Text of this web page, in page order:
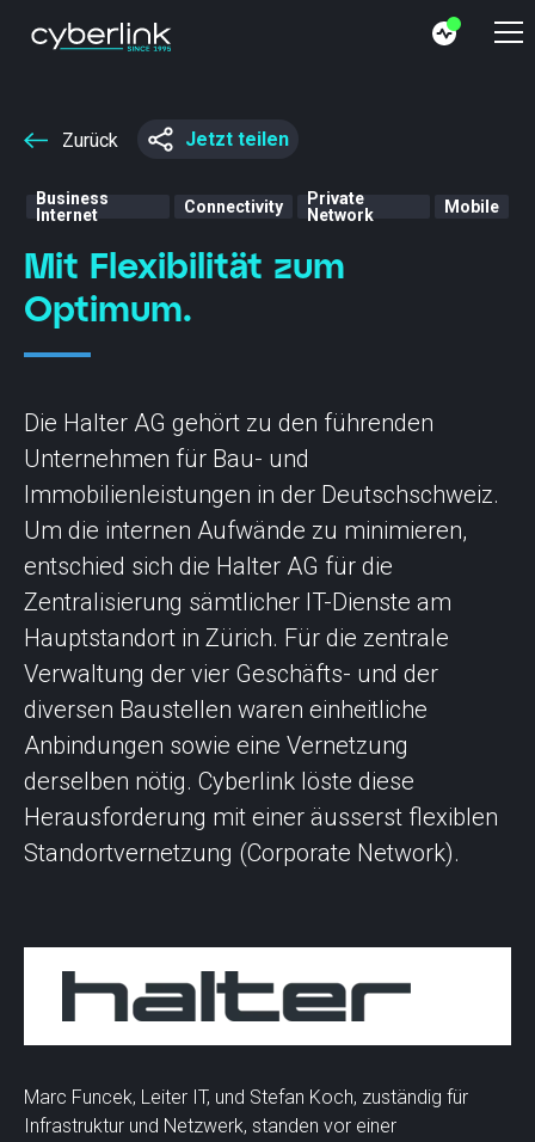
Zurück Jetzt teilen
Business
Internet
Connectivity
Private
Network
Mobile
Mit Flexibilität zum
Optimum.
Die Halter AG gehört zu den führenden
Unternehmen für Bau- und
Immobilienleistungen in der Deutschschweiz.
Um die internen Aufwände zu minimieren,
entschied sich die Halter AG für die
Zentralisierung sämtlicher IT-Dienste am
Hauptstandort in Zürich. Für die zentrale
Verwaltung der vier Geschäfts- und der
diversen Baustellen waren einheitliche
Anbindungen sowie eine Vernetzung
derselben nötig. Cyberlink löste diese
Herausforderung mit einer äusserst flexiblen
Standortvernetzung (Corporate Network).
Marc Funcek, Leiter IT, und Stefan Koch, zuständig für
Infrastruktur und Netzwerk, standen vor einer